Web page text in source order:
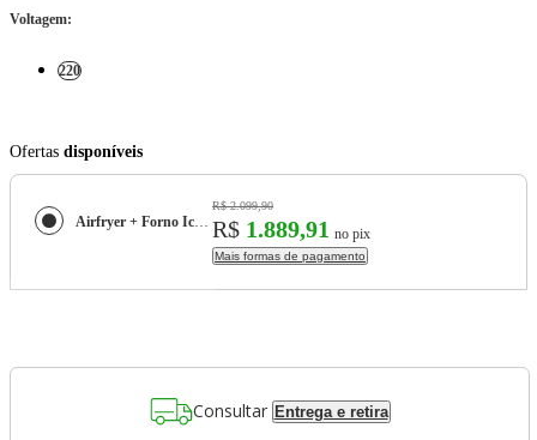
Voltagem:
220
Ofertas disponíveis
Airfryer + Forno Ichef Ovenfryer Max 26L 220V
R$ 2.099,90
R$ 1.889,91 no pix
Mais formas de pagamento
Consultar Entrega e retira